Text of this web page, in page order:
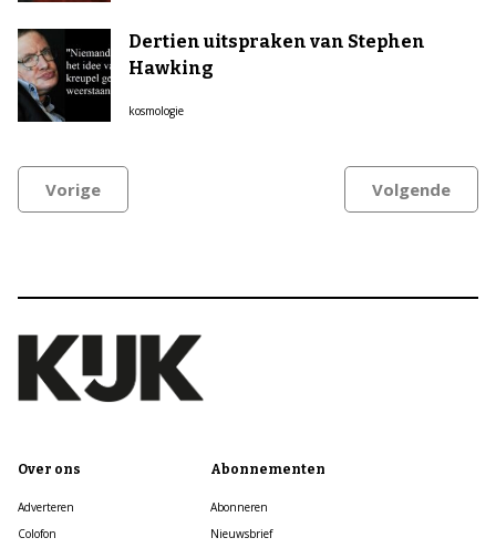
Dertien uitspraken van Stephen
Hawking
kosmologie
Vorige Volgende
Over ons
Adverteren
Colofon
Abonnementen
Abonneren
Nieuwsbrief